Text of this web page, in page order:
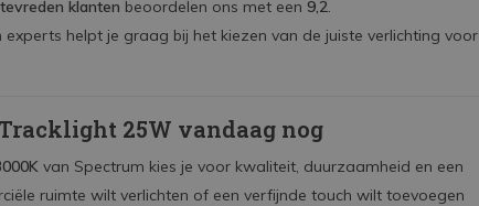
klanten beoordelen ons met een 9,2.
experts helpt je graag bij het kiezen van de juiste verlichting voor
25W vandaag nog
van Spectrum kies je voor kwaliteit, duurzaamheid en een
ruimte wilt verlichten of een verfijnde touch wilt toevoegen